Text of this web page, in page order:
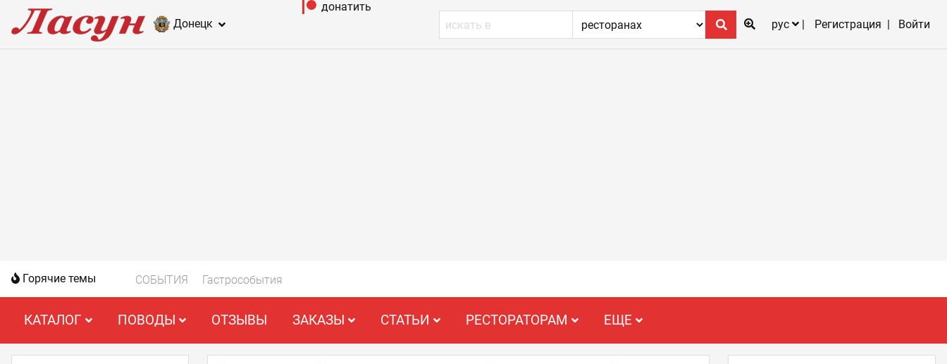
Донецк
донатить
рус
Регистрация Войти
Горячие темы СОБЫТИЯ Гастрособытия
КАТАЛОГ ПОВОДЫ ОТЗЫВЫ ЗАКАЗЫ СТАТЬИ РЕСТОРАТОРАМ ЕЩЕ